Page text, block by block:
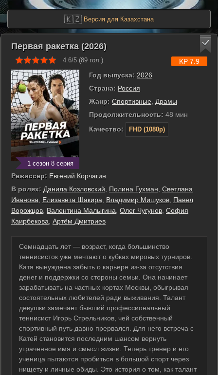
🇰🇿 Версия для Казахстана
Первая ракетка (2026)
4.6/5 (89 гол.)
1 сезон 8 серия
Год выпуска: 2026
Страна: Россия
Жанр: Cпортивные
Драмы
Продолжительность: 48 мин
Качество:
FHD (1080p)
KP 7.9
Режиссер: Евгений Корчагин
В ролях: Данила Козловский Полина Гухман Светлана
Иванова
Елизавета Шакира Владимир Мишуков Павел
Ворожцов Валентина Малыгина Олег Чугунов София
Каирбекова Артём Дмитриев
Семнадцать лет — возраст, когда большинство
теннисисток уже мечтают о кубках мировых турниров.
Катя вынуждена забыть о карьере из-за отсутствия
денег и поддержки со стороны семьи. Она начинает
зарабатывать на частных кортах Москвы, обыгрывая
состоятельных любителей ради выживания. Талант
девушки замечает бывший профессиональный
теннисист Игорь Стрельников, чей собственный
спортивный путь давно прервался. Для него встреча с
Катей становится последним шансом вернуть
утраченное имя и смысл жизни. Теперь тренер и его
ученица пытаются пробиться в большой спорт через
нищету и личные обиды. Это история о том, как талант